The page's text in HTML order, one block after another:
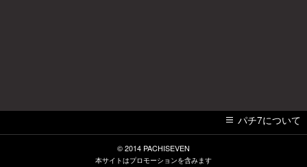
パチ7について
© 2014 PACHISEVEN
本サイトはプロモーションを含みます